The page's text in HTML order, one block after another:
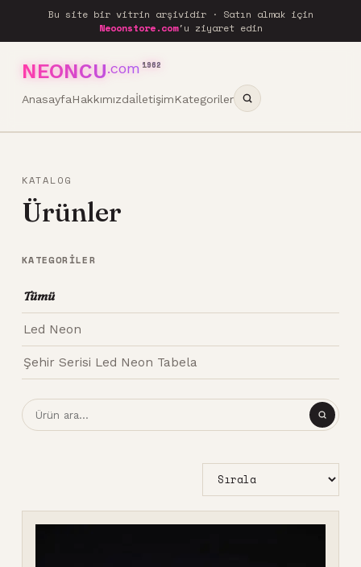
Bu site bir vitrin arşividir · Satın almak için
Neoonstore.com'u ziyaret edin
NEONCU.com 1962
AnasayfaHakkımızdaİletişimKategoriler
KATALOG
Ürünler
KATEGORILER
Tümü
Led Neon
Şehir Serisi Led Neon Tabela